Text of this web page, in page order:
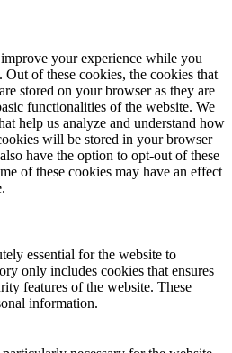
your experience while you
of these cookies, the cookies that
stored on your browser as they are
functionalities of the website. We
help us analyze and understand how
will be stored in your browser
have the option to opt-out of these
of these cookies may have an effect
essential for the website to
only includes cookies that ensures
features of the website. These
information.